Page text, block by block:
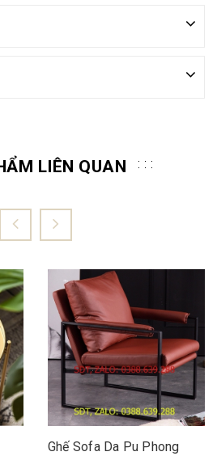
LIÊN QUAN
Ghế Sofa Da Pu Phong